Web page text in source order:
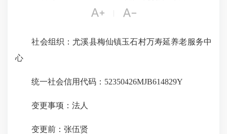
 
社会组织：尤溪县梅仙镇玉石村万寿延养老服务中
心
统一社会信用代码：52350426MJB614829Y
变更事项：法人
变更前：张伍贤